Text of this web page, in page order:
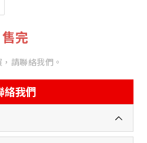
售完
請聯絡我們。
絡我們